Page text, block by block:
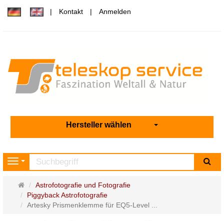
Kontakt Anmelden
Hersteller wählen
Navigation
Startseite
Astrofotografie und Fotografie
Piggyback Astrofotografie
Artesky Prismenklemme für EQ5-Level ...